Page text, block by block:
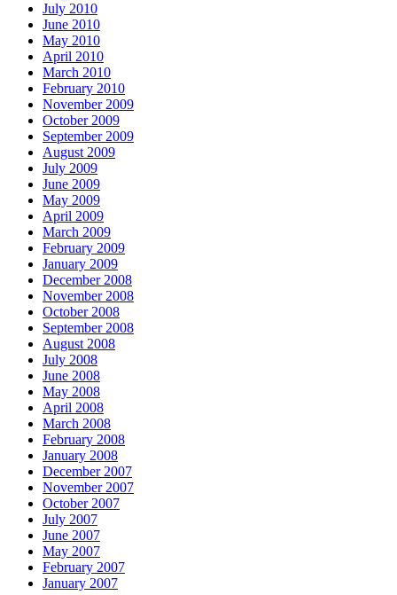
July 2010
June 2010
May 2010
April 2010
March 2010
February 2010
November 2009
October 2009
September 2009
August 2009
July 2009
June 2009
May 2009
April 2009
March 2009
February 2009
January 2009
December 2008
November 2008
October 2008
September 2008
August 2008
July 2008
June 2008
May 2008
April 2008
March 2008
February 2008
January 2008
December 2007
November 2007
October 2007
July 2007
June 2007
May 2007
February 2007
January 2007